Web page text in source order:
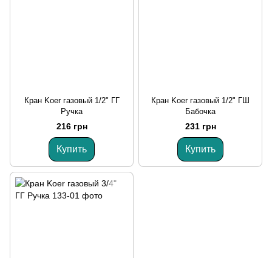
Кран Koer газовый 1/2" ГГ
Ручка
216 грн
Купить
Кран Koer газовый 1/2" ГШ
Бабочка
231 грн
Купить